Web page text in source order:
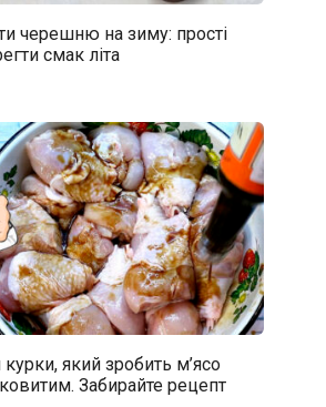
черешню на зиму: прості
смак літа
який зробить м’ясо
Забирайте рецепт